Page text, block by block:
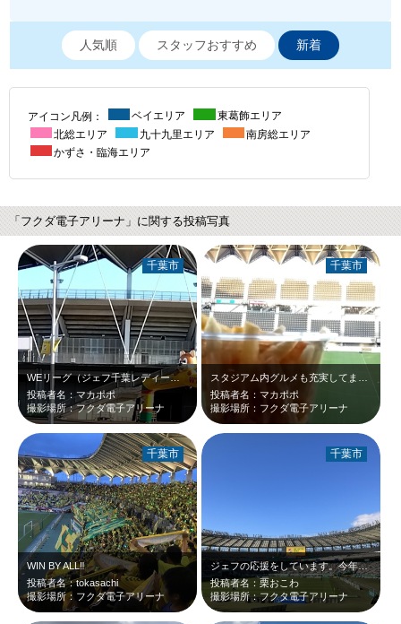
人気順 スタッフおすすめ 新着
アイコン凡例： ベイエリア
東葛飾エリア
北総エリア
九十九里エリア
南房総エリア
かずさ・臨海エリア
「フクダ電子アリーナ」に関する投稿写真
WEリーグ（ジェフ千葉レディース）の試合見てきました。 見応えがあり、雰囲気…
投稿者名：マカポポ
撮影場所：フクダ電子アリーナ
千葉市
投稿者名：マカポポ
撮影場所：フクダ電子アリーナ
千葉市
WIN BY ALL‼️
投稿者名：tokasachi
撮影場所：フクダ電子アリーナ
千葉市
ジェフの応援をしています。今年は悔しいシーズンでしたが燃えました！来年こそJ1…
投稿者名：栗おこわ
撮影場所：フクタ電子アリーナ
千葉市